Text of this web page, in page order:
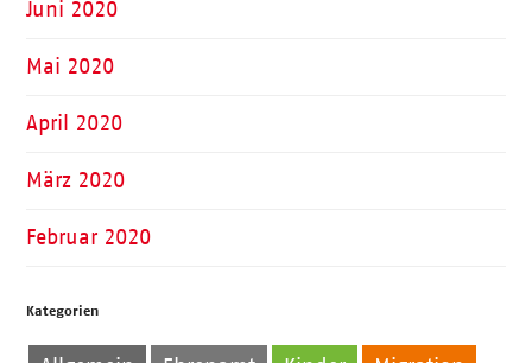
Juni 2020
Mai 2020
April 2020
März 2020
Februar 2020
Kategorien